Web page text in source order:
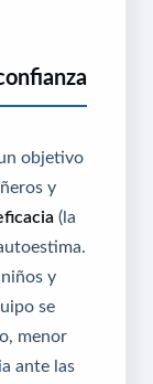
objetivo
y
(la
y
se
menor
ante las